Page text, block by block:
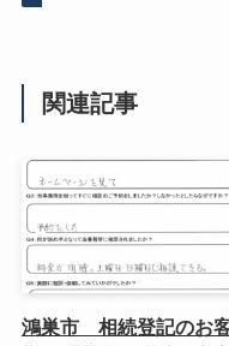
関連記事
鴻巣市 相続登記のお